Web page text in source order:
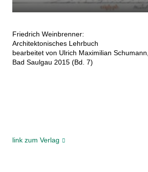
Friedrich Weinbrenner:
Architektonisches Lehrbuch
bearbeitet von Ulrich Maximilian Schumann,
Bad Saulgau 2015 (Bd. 7)
link zum Verlag